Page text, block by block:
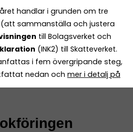
handlar i grunden om tre
(att sammanställa och justera
till Bolagsverket och
(INK2) till Skatteverket.
i fem övergripande steg,
nedan och mer i detalj på